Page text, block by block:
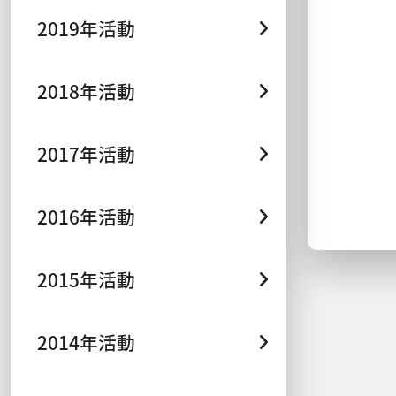
2019年活動
2018年活動
2017年活動
2016年活動
2015年活動
2014年活動